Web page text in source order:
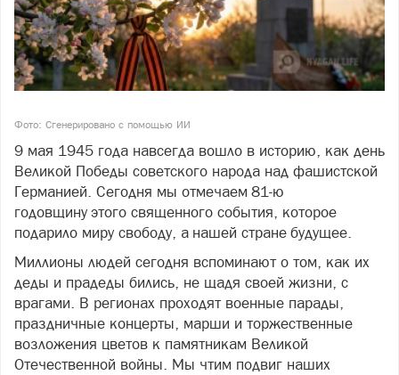
Фото: Сгенерировано с помощью ИИ
9 мая 1945 года навсегда вошло в историю, как день
Великой Победы советского народа над фашистской
Германией. Сегодня мы отмечаем 81-ю
годовщину этого священного события, которое
подарило миру свободу, а нашей стране будущее.
Миллионы людей сегодня вспоминают о том, как их
деды и прадеды бились, не щадя своей жизни, с
врагами. В регионах проходят военные парады,
праздничные концерты, марши и торжественные
возложения цветов к памятникам Великой
Отечественной войны. Мы чтим подвиг наших